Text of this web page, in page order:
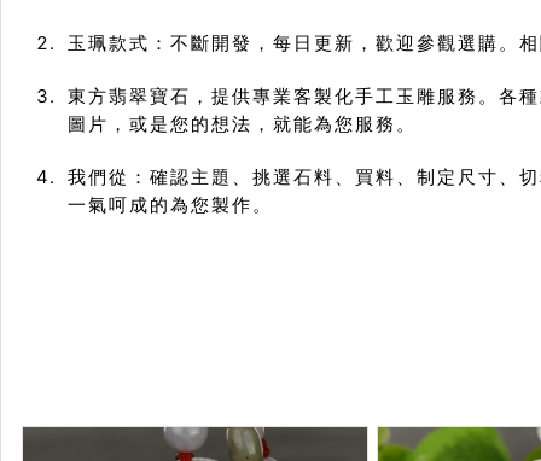
玉珮款式：不斷開發，每日更新，歡迎參觀選購。
東方翡翠寶石，提供專業客製化手工玉雕服務。各
圖片，或是您的想法，就能為您服務。
我們從：確認主題、挑選石料、買料、制定尺寸、
一氣呵成的為您製作。